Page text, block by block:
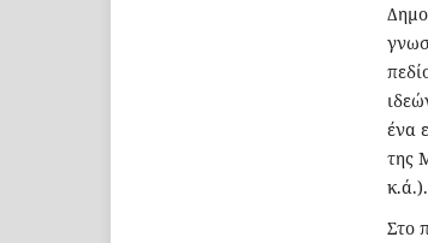
ένα
της
κ.ά.).
Στο